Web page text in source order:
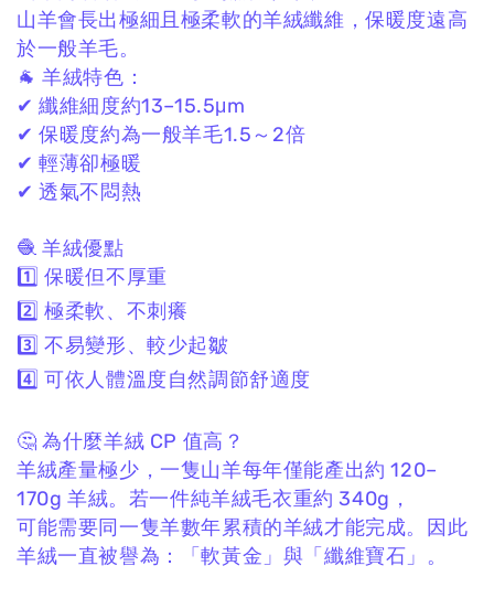
山羊會長出極細且極柔軟的羊絨纖維，保暖度遠高
於一般羊毛。
🐐 羊絨特色：
✔ 纖維細度約13–15.5μm
✔ 保暖度約為一般羊毛1.5～2倍
✔ 輕薄卻極暖
✔ 透氣不悶熱
🧶 羊絨優點
1️⃣ 保暖但不厚重
2️⃣ 極柔軟、不刺癢
3️⃣ 不易變形、較少起皺
4️⃣ 可依人體溫度自然調節舒適度
🤔 為什麼羊絨 CP 值高？
羊絨產量極少，一隻山羊每年僅能產出約 120–
170g 羊絨。 若一件純羊絨毛衣重約 340g，
可能需要同一隻羊數年累積的羊絨才能完成。
因此
羊絨一直被譽為：
「軟黃金」與「纖維寶石」。